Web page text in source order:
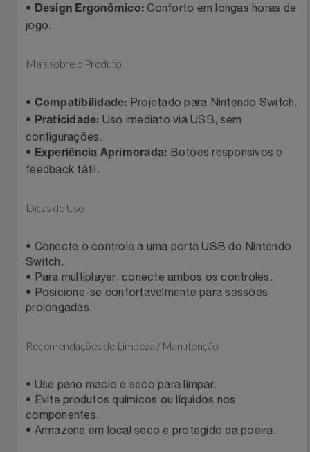
Perfumaria
Relógios
Utilidades Industriais
Portal Das Malas
Safe – Escola De Aviação
Stanley Pmi
Tramontina
Três Corações
• Design Ergonômico: Conforto em longas horas de
jogo.
Mais sobre o Produto
• Compatibilidade: Projetado para Nintendo Switch.
• Praticidade: Uso imediato via USB, sem
configurações.
• Experiência Aprimorada: Botões responsivos e
feedback tátil.
Dicas de Uso
• Conecte o controle a uma porta USB do Nintendo
Switch.
• Para multiplayer, conecte ambos os controles.
• Posicione-se confortavelmente para sessões
prolongadas.
Recomendações de Limpeza / Manutenção
• Use pano macio e seco para limpar.
• Evite produtos químicos ou líquidos nos
componentes.
• Armazene em local seco e protegido da poeira.